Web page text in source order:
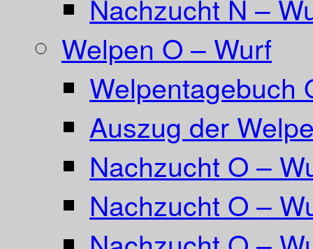
Nachzucht N –
Welpen O – Wurf
Welpentagebuch
Auszug der
Nachzucht O –
Nachzucht O –